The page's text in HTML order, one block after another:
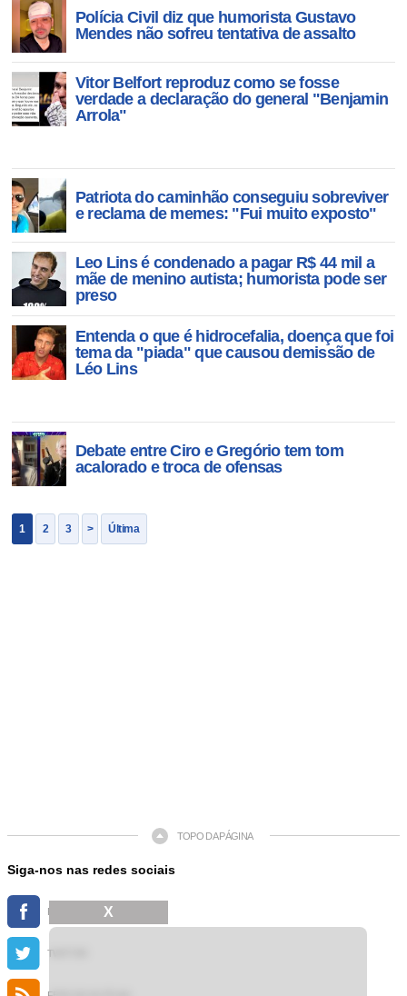
Polícia Civil diz que humorista Gustavo
Mendes não sofreu tentativa de assalto
Vitor Belfort reproduz como se fosse
verdade a declaração do general "Benjamin
Arrola"
Patriota do caminhão conseguiu sobreviver
e reclama de memes: "Fui muito exposto"
Leo Lins é condenado a pagar R$ 44 mil a
mãe de menino autista; humorista pode ser
preso
Entenda o que é hidrocefalia, doença que foi
tema da "piada" que causou demissão de
Léo Lins
Debate entre Ciro e Gregório tem tom
acalorado e troca de ofensas
1 2 3 > Última
TOPO DA PÁGINA
Siga-nos nas redes sociais
FACEBOOK
TWITTER
X